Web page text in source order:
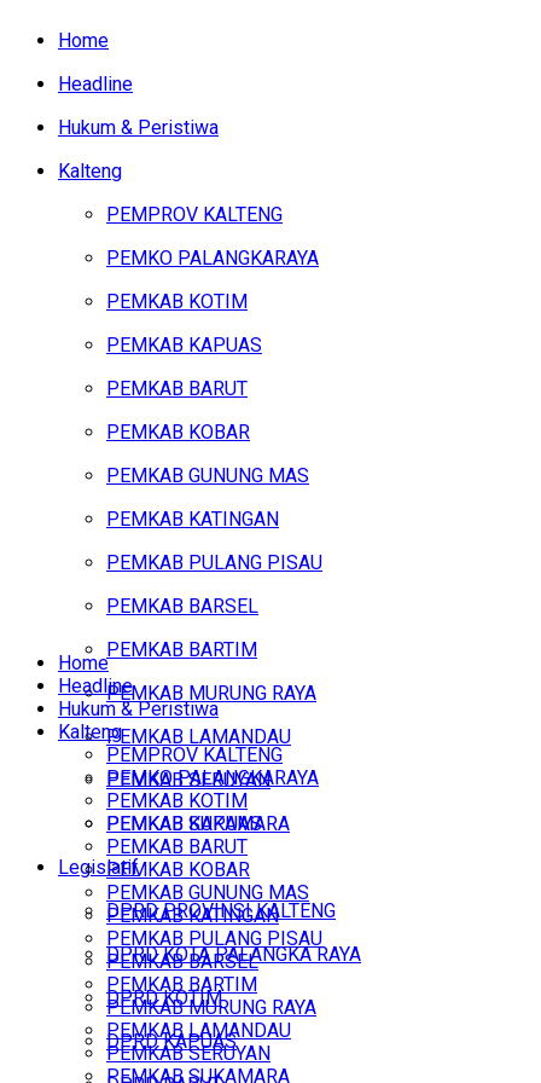
Home
Headline
Hukum & Peristiwa
Kalteng
PEMPROV KALTENG
PEMKO PALANGKARAYA
PEMKAB KOTIM
PEMKAB KAPUAS
PEMKAB BARUT
PEMKAB KOBAR
PEMKAB GUNUNG MAS
PEMKAB KATINGAN
PEMKAB PULANG PISAU
PEMKAB BARSEL
PEMKAB BARTIM
PEMKAB MURUNG RAYA
PEMKAB LAMANDAU
PEMKAB SERUYAN
PEMKAB SUKAMARA
Legislatif
DPRD PROVINSI KALTENG
DPRD KOTA PALANGKA RAYA
DPRD KOTIM
DPRD KAPUAS
Home
Headline
Hukum & Peristiwa
Kalteng
PEMPROV KALTENG
PEMKO PALANGKARAYA
PEMKAB KOTIM
PEMKAB KAPUAS
PEMKAB BARUT
PEMKAB KOBAR
PEMKAB GUNUNG MAS
PEMKAB KATINGAN
PEMKAB PULANG PISAU
PEMKAB BARSEL
PEMKAB BARTIM
PEMKAB MURUNG RAYA
PEMKAB LAMANDAU
PEMKAB SERUYAN
PEMKAB SUKAMARA